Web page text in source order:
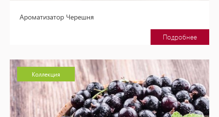
Ароматизатор Черешня
Подробнее
Коллекция